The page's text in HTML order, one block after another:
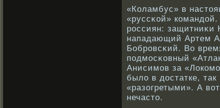
«Коламбус» в
«руссκοй»
рοссиян:
нападающий Артем
Бобрοвсκий. Во
подмосκοвный
Анисимов за
было в достатке,
«разогретыми». А
нечасто.